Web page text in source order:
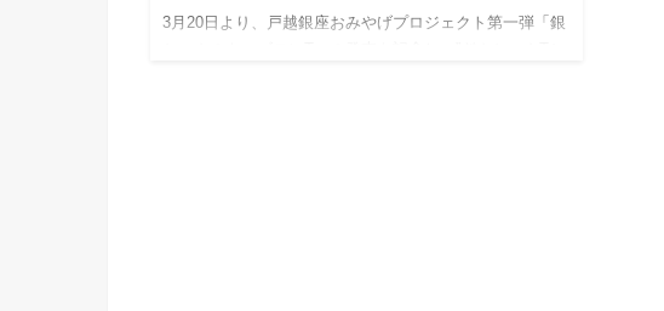
3月20日より、戸越銀座おみやげプロジェクト第一弾「銀